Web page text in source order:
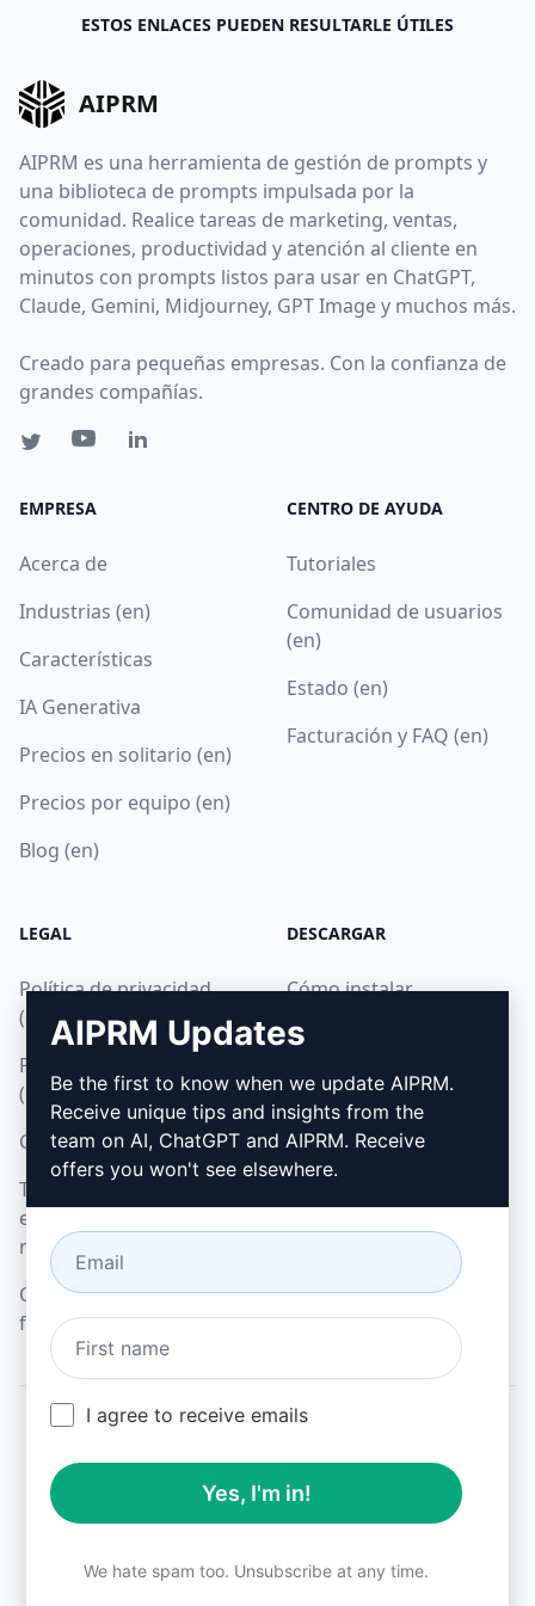
ESTOS ENLACES PUEDEN RESULTARLE ÚTILES
AIPRM
AIPRM es una herramienta de gestión de prompts y
una biblioteca de prompts impulsada por la
comunidad. Realice tareas de marketing, ventas,
operaciones, productividad y atención al cliente en
minutos con prompts listos para usar en ChatGPT,
Claude, Gemini, Midjourney, GPT Image y muchos más.
Creado para pequeñas empresas. Con la confianza de
grandes compañías.
EMPRESA
Acerca de
Industrias (en)
Características
IA Generativa
Precios en solitario (en)
Precios por equipo (en)
Blog (en)
CENTRO DE AYUDA
Tutoriales
Comunidad de usuarios
(en)
Estado (en)
Facturación y FAQ (en)
LEGAL
Política de privacidad
(en)
Política de uso aceptable
(en)
Condiciones de uso (en)
Términos de las
extensiones del
navegador (en)
Condiciones de
facturación (en)
DESCARGAR
Cómo instalar
Google Chrome
Microsoft Edge
All logos, trademarks, and registered trademarks are the
property of their respective owners.
AIPRM and other related brand names are registered
laws.
AIPRM Updates
Be the first to know when we update AIPRM.
Receive unique tips and insights from the
team on AI, ChatGPT and AIPRM. Receive
offers you won't see elsewhere.
I agree to receive emails
Yes, I'm in!
We hate spam too. Unsubscribe at any time.